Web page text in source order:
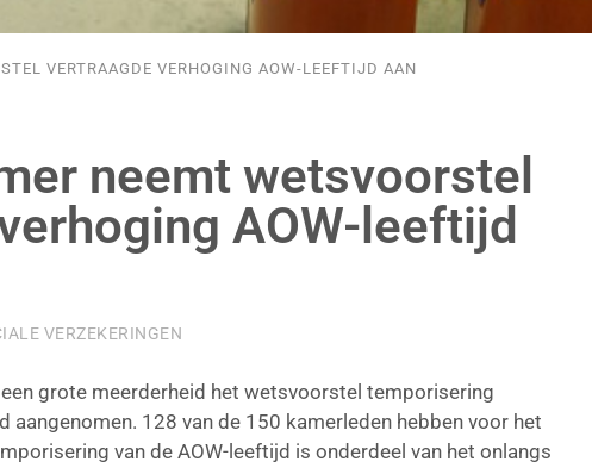
VERTRAAGDE VERHOGING AOW-LEEFTIJD AAN
neemt wetsvoorstel
AOW-leeftijd
VERZEKERINGEN
grote meerderheid het wetsvoorstel temporisering
aangenomen. 128 van de 150 kamerleden hebben voor het
van de AOW-leeftijd is onderdeel van het onlangs